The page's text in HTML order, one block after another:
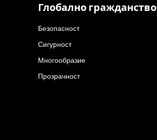
Глобално гражданство
Безопасност
Сигурност
Многообразие
Прозрачност